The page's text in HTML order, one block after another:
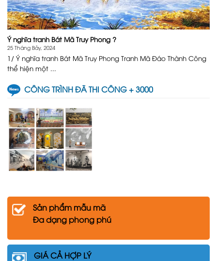
Ý nghĩa tranh Bát Mã Truy Phong ?
25 Tháng Bảy, 2024
1/ Ý nghĩa tranh Bát Mã Truy Phong Tranh Mã Đáo Thành Công
thể hiện một ...
CÔNG TRÌNH ĐÃ THI CÔNG + 3000
Sản phẩm mẫu mã
Đa dạng phong phú
GIÁ CẢ HỢP LÝ